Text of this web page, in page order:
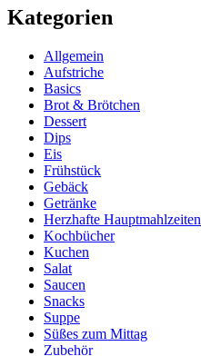
Kategorien
Allgemein
Aufstriche
Basics
Brot & Brötchen
Dessert
Dips
Eis
Frühstück
Gebäck
Getränke
Herzhafte Hauptmahlzeiten
Kochbücher
Kuchen
Salat
Saucen
Snacks
Suppe
Süßes zum Mittag
Zubehör